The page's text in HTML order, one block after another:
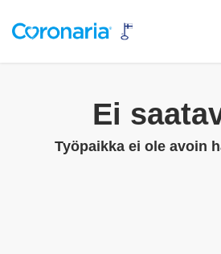
Ei
Työpaikka ei ole avoin